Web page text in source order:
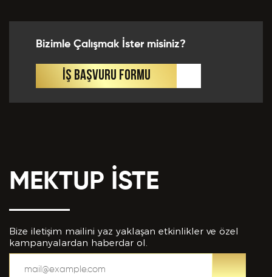
Bizimle Çalışmak İster misiniz?
İŞ BAŞVURU FORMU
MEKTUP İSTE
Bize iletişim mailini yaz yaklaşan etkinlikler ve özel
kampanyalardan haberdar ol.